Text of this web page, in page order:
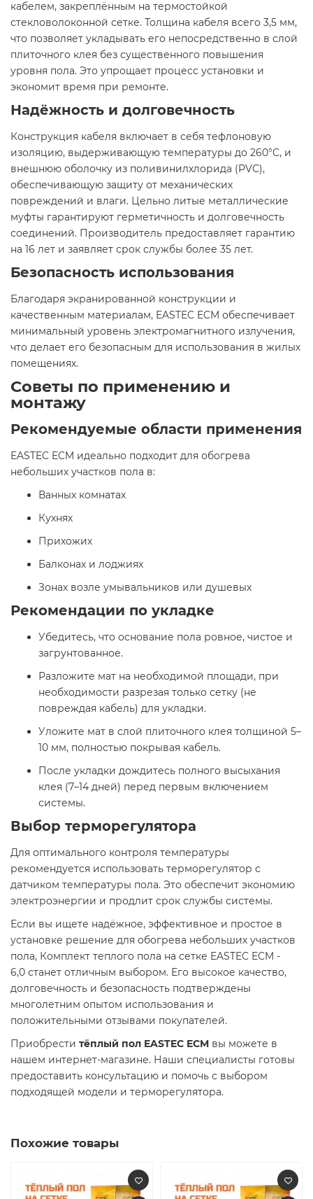
кабелем, закреплённым на термостойкой
стекловолоконной сетке. Толщина кабеля всего 3,5 мм,
что позволяет укладывать его непосредственно в слой
плиточного клея без существенного повышения
уровня пола. Это упрощает процесс установки и
экономит время при ремонте.​
Надёжность и долговечность
Конструкция кабеля включает в себя тефлоновую
изоляцию, выдерживающую температуры до 260°C, и
внешнюю оболочку из поливинилхлорида (PVC),
обеспечивающую защиту от механических
повреждений и влаги. Цельно литые металлические
муфты гарантируют герметичность и долговечность
соединений. Производитель предоставляет гарантию
на 16 лет и заявляет срок службы более 35 лет.​
Безопасность использования
Благодаря экранированной конструкции и
качественным материалам, EASTEC ECM обеспечивает
минимальный уровень электромагнитного излучения,
что делает его безопасным для использования в жилых
помещениях.​
Советы по применению и
монтажу
Рекомендуемые области применения
EASTEC ECM идеально подходит для обогрева
небольших участков пола в:​
Ванных комнатах
Кухнях
Прихожих
Балконах и лоджиях
Зонах возле умывальников или душевых​
Рекомендации по укладке
Убедитесь, что основание пола ровное, чистое и
загрунтованное.
Разложите мат на необходимой площади, при
необходимости разрезая только сетку (не
повреждая кабель) для укладки.
Уложите мат в слой плиточного клея толщиной 5–
10 мм, полностью покрывая кабель.
После укладки дождитесь полного высыхания
клея (7–14 дней) перед первым включением
системы.​
Выбор терморегулятора
Для оптимального контроля температуры
рекомендуется использовать терморегулятор с
датчиком температуры пола. Это обеспечит экономию
электроэнергии и продлит срок службы системы.​
Если вы ищете надёжное, эффективное и простое в
установке решение для обогрева небольших участков
пола, Комплект теплого пола на сетке EASTEC ECM -
6,0 станет отличным выбором. Его высокое качество,
долговечность и безопасность подтверждены
многолетним опытом использования и
положительными отзывами покупателей.​
Приобрести тёплый пол EASTEC ECM вы можете в
нашем интернет-магазине. Наши специалисты готовы
предоставить консультацию и помочь с выбором
подходящей модели и терморегулятора.​
Похожие товары